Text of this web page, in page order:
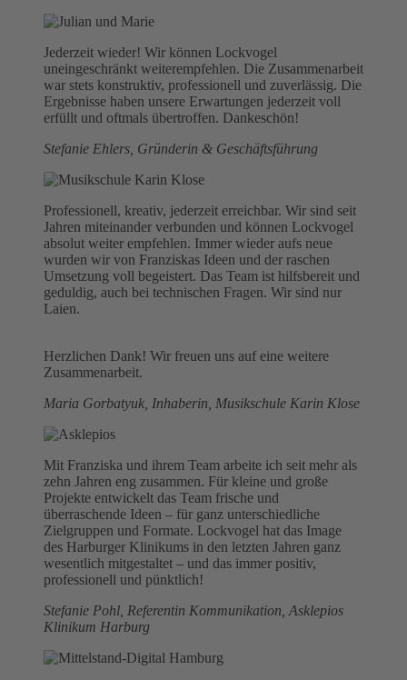
Jederzeit wieder! Wir können Lockvogel
uneingeschränkt weiterempfehlen. Die Zusammenarbeit
war stets konstruktiv, professionell und zuverlässig. Die
Ergebnisse haben unsere Erwartungen jederzeit voll
erfüllt und oftmals übertroffen. Dankeschön!
Stefanie Ehlers, Gründerin & Geschäftsführung
Professionell, kreativ, jederzeit erreichbar. Wir sind seit
Jahren miteinander verbunden und können Lockvogel
absolut weiter empfehlen. Immer wieder aufs neue
wurden wir von Franziskas Ideen und der raschen
Umsetzung voll begeistert. Das Team ist hilfsbereit und
geduldig, auch bei technischen Fragen. Wir sind nur
Laien.
Herzlichen Dank! Wir freuen uns auf eine weitere
Zusammenarbeit.
Maria Gorbatyuk, Inhaberin, Musikschule Karin Klose
Mit Franziska und ihrem Team arbeite ich seit mehr als
zehn Jahren eng zusammen. Für kleine und große
Projekte entwickelt das Team frische und
überraschende Ideen – für ganz unterschiedliche
Zielgruppen und Formate. Lockvogel hat das Image
des Harburger Klinikums in den letzten Jahren ganz
wesentlich mitgestaltet – und das immer positiv,
professionell und pünktlich!
Stefanie Pohl, Referentin Kommunikation, Asklepios
Klinikum Harburg